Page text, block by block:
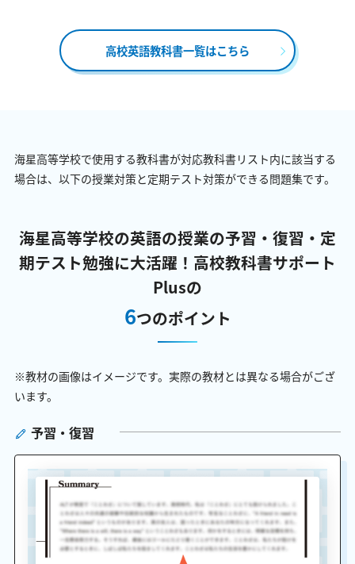
高校英語教科書一覧はこちら
海星高等学校で使用する教科書が対応教科書リスト内に該当する
場合は、以下の授業対策と定期テスト対策ができる問題集です。
海星高等学校の英語の授業の予習・復習・定
期テスト勉強に大活躍！ 高校教科書サポート
Plusの
6つのポイント
※教材の画像はイメージです。実際の教材とは異なる場合がござ
います。
予習・復習